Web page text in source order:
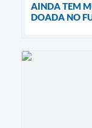
AINDA TEM
DOADA NO